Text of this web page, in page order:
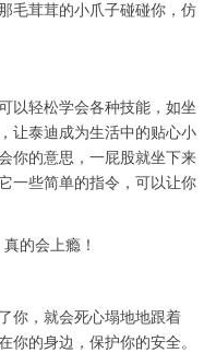
毛茸茸的小爪子碰碰你，仿
以轻松学会各种技能，如坐
让泰迪成为生活中的贴心小
你的意思，一屁股就坐下来
一些简单的指令，可以让你
你，就会死心塌地地跟着
你的身边，保护你的安全。